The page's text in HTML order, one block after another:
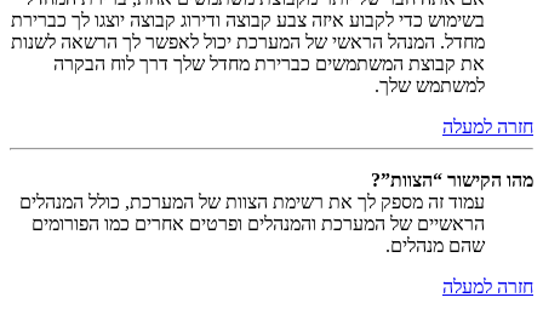
בשימוש כדי לקבוע איזה צבע קבוצה ודירוג קבוצה יוצגו לך כברירת
מחדל. המנהל הראשי של המערכת יכול לאפשר לך הרשאה לשנות
את קבוצת המשתמשים כברירת מחדל שלך דרך לוח הבקרה
למשתמש שלך.
חזרה למעלה
מהו הקישור “הצוות”?
עמוד זה מספק לך את רשימת הצוות של המערכת, כולל המנהלים
הראשיים של המערכת והמנהלים ופרטים אחרים כמו הפורומים
שהם מנהלים.
חזרה למעלה